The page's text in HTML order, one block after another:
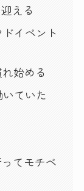
える
イベント
始める
ていた
てモチベ